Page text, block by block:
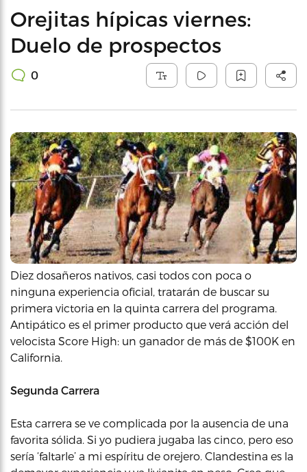
Orejitas hípicas viernes:
Duelo de prospectos
0
Diez dosañeros nativos, casi todos con poca o
ninguna experiencia oficial, tratarán de buscar su
primera victoria en la quinta carrera del programa.
Antipático es el primer producto que verá acción del
velocista Score High: un ganador de más de $100K en
California.
Segunda Carrera
Esta carrera se ve complicada por la ausencia de una
favorita sólida. Si yo pudiera jugaba las cinco, pero eso
sería ‘faltarle’ a mi espíritu de orejero. Clandestina es la